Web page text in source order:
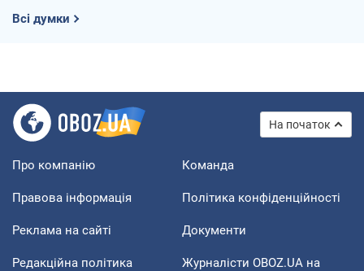
Всі думки
На початок
Про компанію Команда
Правова інформація Політика конфіденційності
Реклама на сайті Документи
Редакційна політика
Журналісти OBOZ.UA на